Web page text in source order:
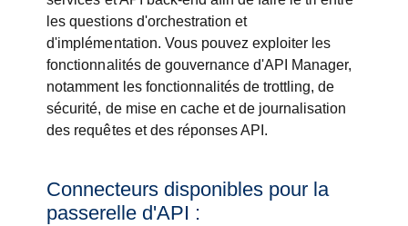
les questions d'orchestration et
d'implémentation. Vous pouvez exploiter les
fonctionnalités de gouvernance d'API Manager,
notamment les fonctionnalités de trottling, de
sécurité, de mise en cache et de journalisation
des requêtes et des réponses API.
Connecteurs disponibles pour la
passerelle d'API :